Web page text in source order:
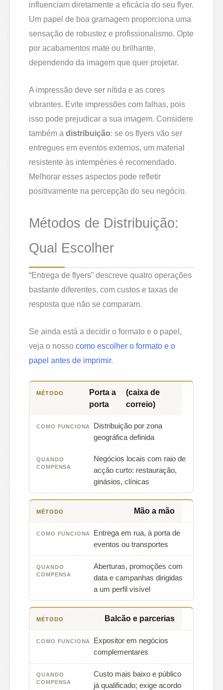
influenciam diretamente a eficácia do seu flyer.
Um papel de boa gramagem proporciona uma
sensação de robustez e profissionalismo. Opte
por acabamentos mate ou brilhante,
dependendo da imagem que quer projetar.
A impressão deve ser nítida e as cores
vibrantes. Evite impressões com falhas, pois
isso pode prejudicar a sua imagem. Considere
também adistribuição: se os flyers vão ser
entregues em eventos externos, um material
resistente às intempéries é recomendado.
Melhorar esses aspectos pode refletir
positivamente na percepção do seu negócio.
Métodos de Distribuição:
Qual Escolher
“Entrega de flyers” descreve quatro operações
bastante diferentes, com custos e taxas de
resposta que não se comparam.
Se ainda está a decidir o formato e o papel,
veja o nossocomo escolher o formato e o
papel antes de imprimir.
MÉTODO COMO FUNCIONA
Porta a
porta
(caixa de
correio)
Distribuição por zona
geográfica definida
Negócios locais com raio de
acção curto: restauração,
ginásios, clínicas
Mão a mão
Entrega em rua, à porta de
eventos ou transportes
Aberturas, promoções com
data e campanhas dirigidas
a um perfil visível
Balcão e parcerias
Expositor em negócios
complementares
Custo mais baixo e público
já qualificado; exige acordo